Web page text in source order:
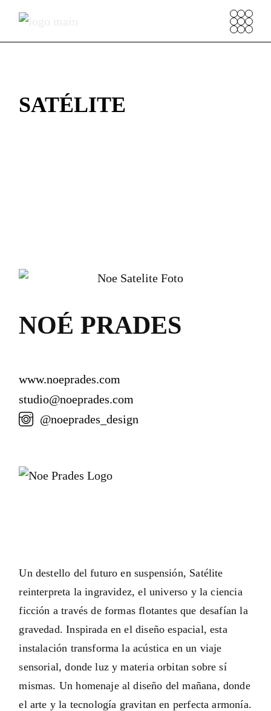
SATÉLITE
NOÉ PRADES
www.noeprades.com
studio@noeprades.com
@noeprades_design
Un destello del futuro en suspensión, Satélite
reinterpreta la ingravidez, el universo y la ciencia
ficción a través de formas flotantes que desafían la
gravedad. Inspirada en el diseño espacial, esta
instalación transforma la acústica en un viaje
sensorial, donde luz y materia orbitan sobre sí
mismas. Un homenaje al diseño del mañana, donde
el arte y la tecnología gravitan en perfecta armonía.